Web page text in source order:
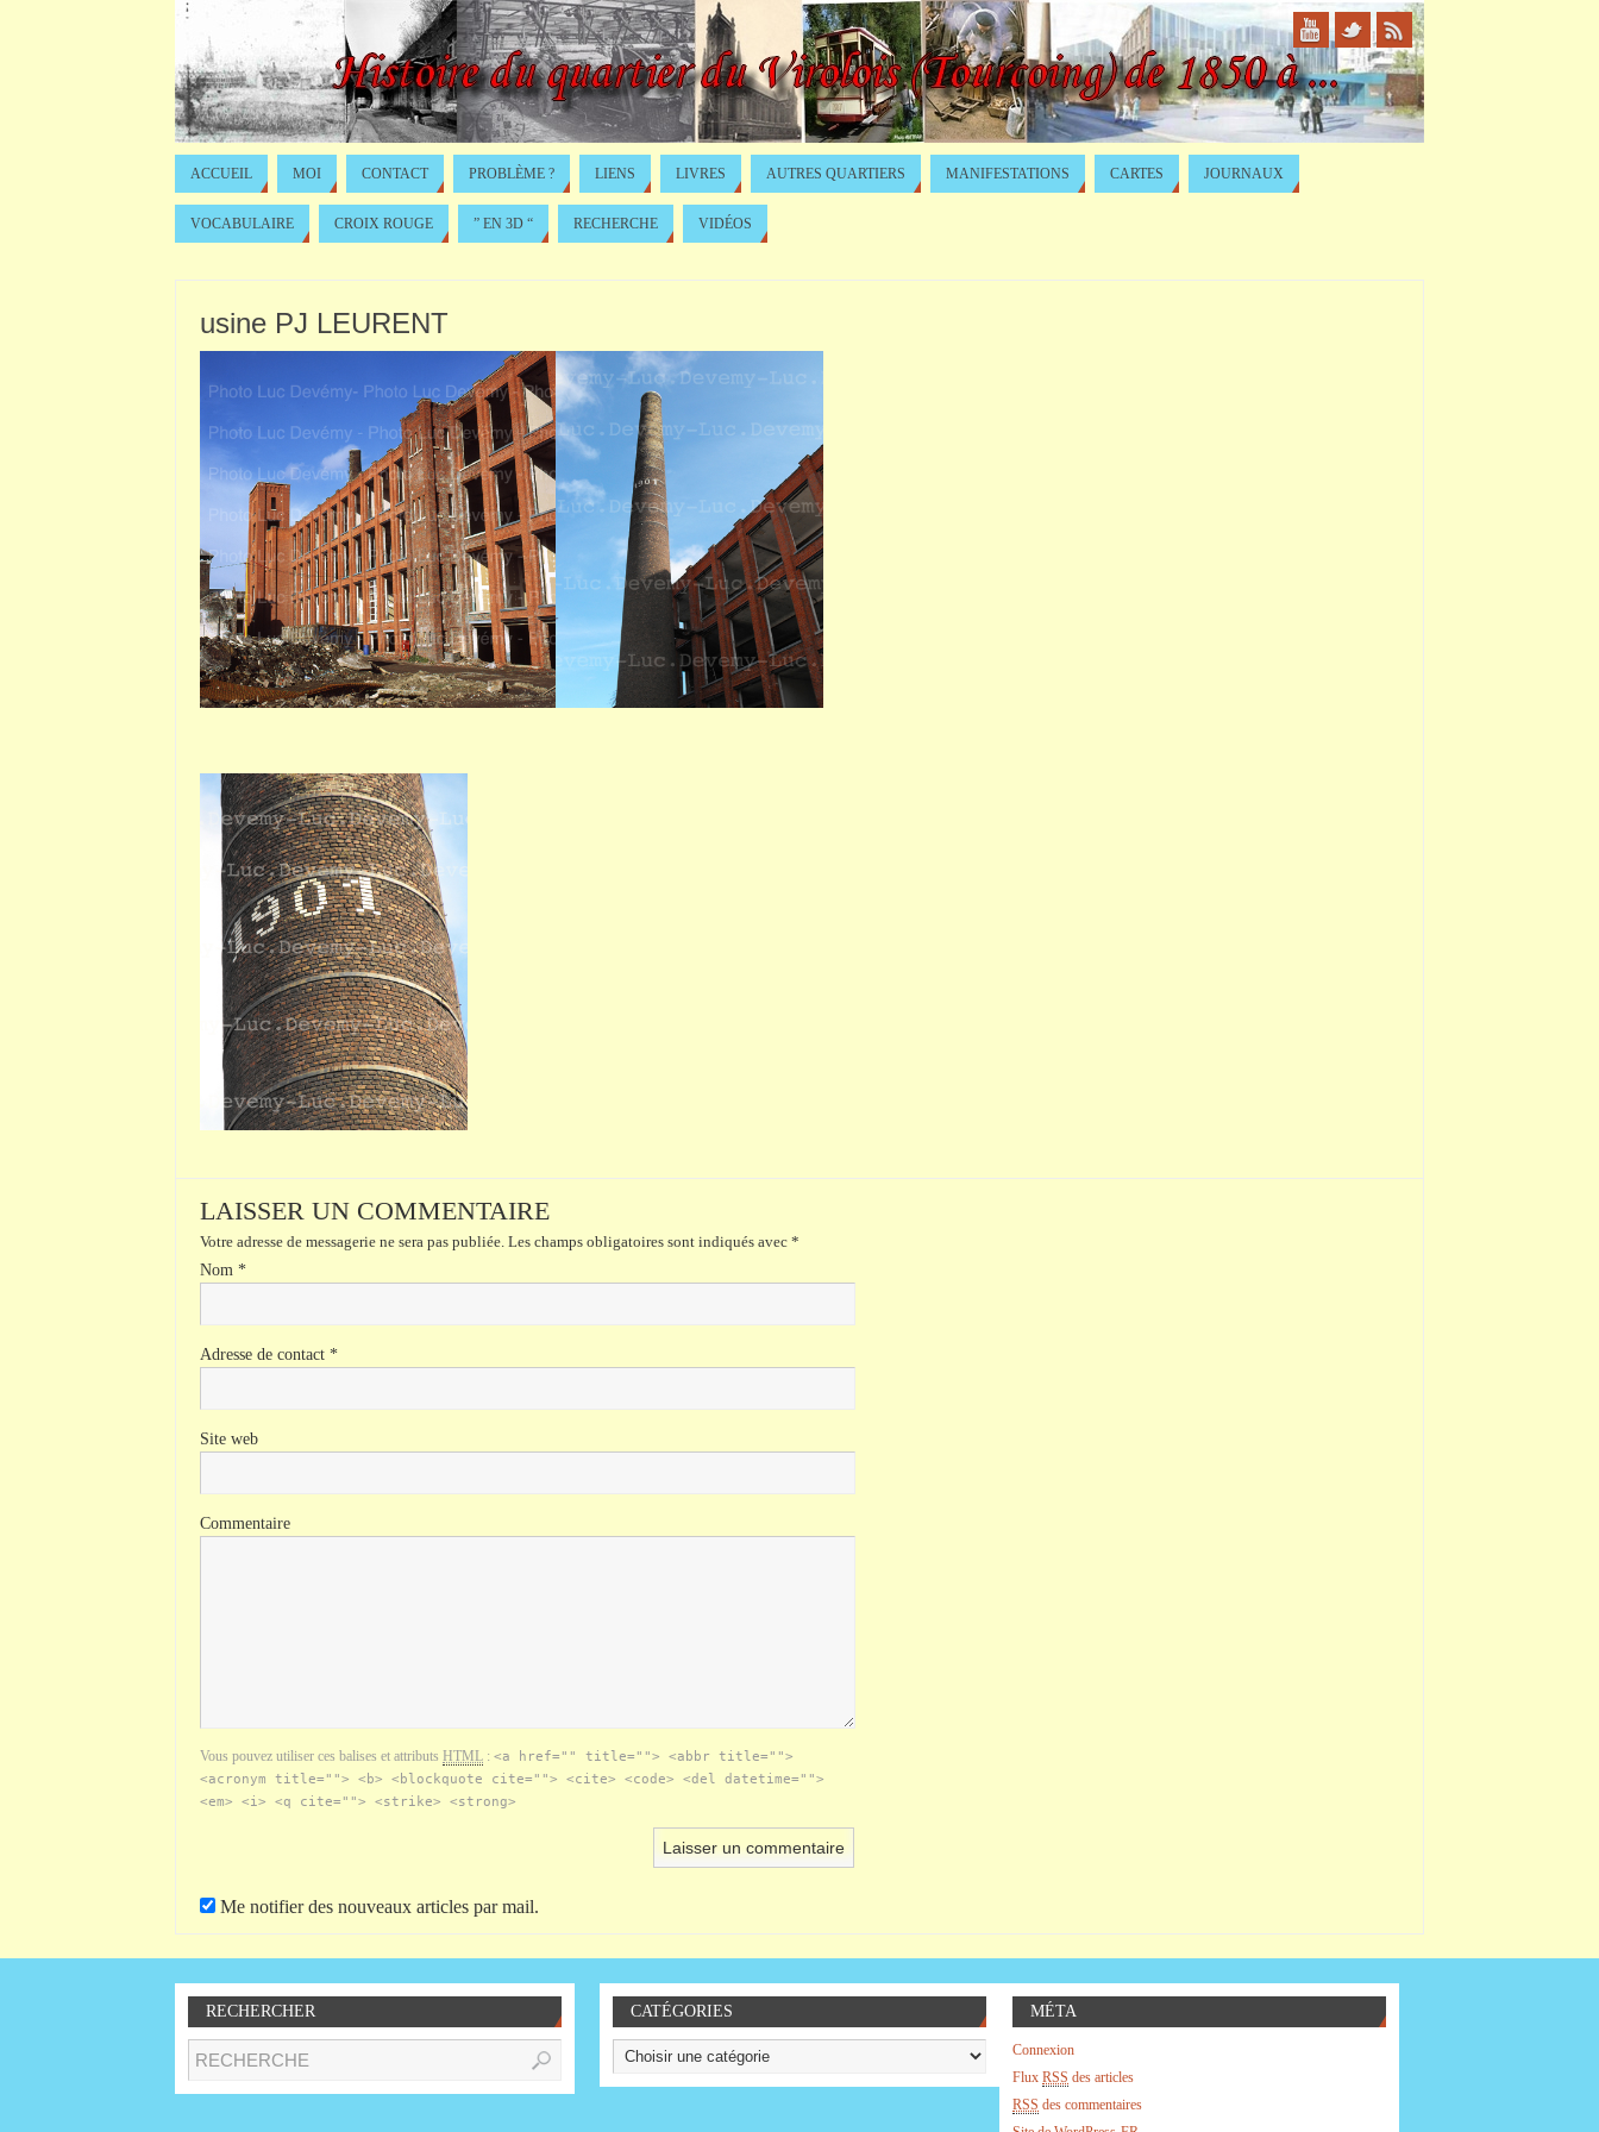
ACCUEIL MOI CONTACT PROBLÈME ? LIENS LIVRES AUTRES QUARTIERS MANIFESTATIONS CARTES JOURNAUX
VOCABULAIRE CROIX ROUGE ” EN 3D “ RECHERCHE VIDÉOS
usine PJ LEURENT
LAISSER UN COMMENTAIRE
Votre adresse de messagerie ne sera pas publiée. Les champs obligatoires sont indiqués avec *
Nom *
Adresse de contact *
Site web
Commentaire
Vous pouvez utiliser ces balises et attributs HTML : <a href="" title=""> <abbr title="">
<acronym title=""> <b> <blockquote cite=""> <cite> <code> <del datetime="">
<em> <i> <q cite=""> <strike> <strong>
Me notifier des nouveaux articles par mail.
RECHERCHER CATÉGORIES MÉTA
Connexion
Flux RSS des articles
RSS des commentaires